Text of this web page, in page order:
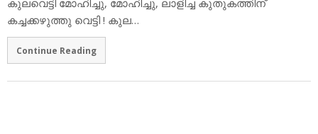
കുലവെട്ടി മോഹിച്ചു, മോഹിച്ചു, ലാളിച്ച കുതുകത്തിന്
കച്ചക്കഴുത്തു വെട്ടി ! കുല…
Continue Reading